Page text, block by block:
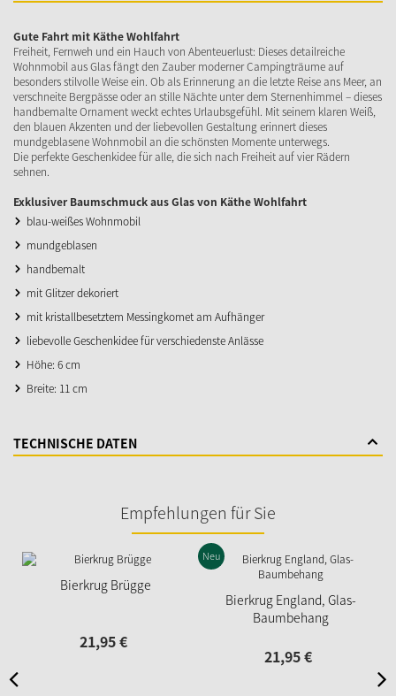
Gute Fahrt mit Käthe Wohlfahrt
Freiheit, Fernweh und ein Hauch von Abenteuerlust: Dieses detailreiche
Wohnmobil aus Glas fängt den Zauber moderner Campingträume auf
besonders stilvolle Weise ein. Ob als Erinnerung an die letzte Reise ans Meer, an
verschneite Bergpässe oder an stille Nächte unter dem Sternenhimmel – dieses
handbemalte Ornament weckt echtes Urlaubsgefühl. Mit seinem klaren Weiß,
den blauen Akzenten und der liebevollen Gestaltung erinnert dieses
mundgeblasene Wohnmobil an die schönsten Momente unterwegs.
Die perfekte Geschenkidee für alle, die sich nach Freiheit auf vier Rädern
sehnen.
Exklusiver Baumschmuck aus Glas von Käthe Wohlfahrt
blau-weißes Wohnmobil
mundgeblasen
handbemalt
mit Glitzer dekoriert
mit kristallbesetztem Messingkomet am Aufhänger
liebevolle Geschenkidee für verschiedenste Anlässe
Höhe: 6 cm
Breite: 11 cm
TECHNISCHE DATEN
Empfehlungen für Sie
Bierkrug Brügge
21,95€
Bierkrug England, Glas-
Baumbehang
Neu
21,95€